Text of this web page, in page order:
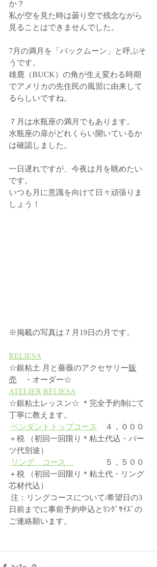
か？
私が空を見た時は曇り空で残念ながら
見ることはできませんでした。
7月の満月を「バックムーン」と呼ぶそ
うです。
雄鹿（BUCK）の角が生え変わる時期
でアメリカの先住民の風習に由来して
るらしいですね。
７月は水瓶座の満月でもあります。
水瓶座の扉がどれくらい開いているか
は確認しました。
一日遅れですが、今夜は月を眺めたい
です。
いつも月に意識を向けて日々頑張りま
しょう！
※掲載の写真は７月19日の月です。
RELIESA
☆銀粘土 月と薔薇のアクセサリー販
売 ・オーダー☆
ATELIER RELIESA
☆銀粘土レッスン☆ ＊完全予約制にて
丁寧に教えます。
ペンダントトップコース
４，０００
＋税 （初回一回限り＊粘土代込・パー
ツ代別途）
リング　コース
５，５００
＋税 （初回一回限り＊粘土代・リング
芯材代込）
日前までに事前予約申込とﾘﾝｸﾞｻｲｽﾞの
ご連絡願います。